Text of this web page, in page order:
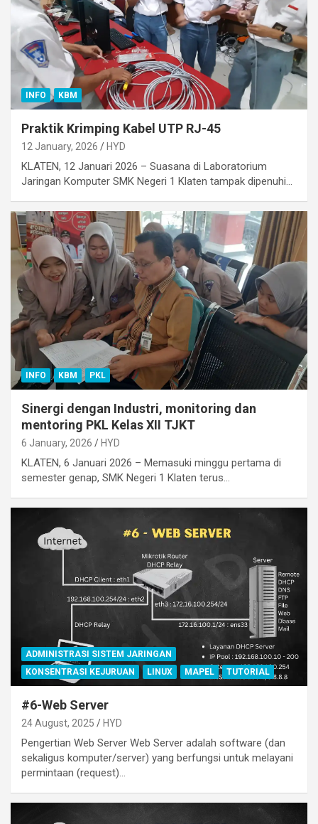
INFO KBM
Praktik Krimping Kabel UTP RJ-45
12 January, 2026 HYD
KLATEN, 12 Januari 2026 – Suasana di Laboratorium
Jaringan Komputer SMK Negeri 1 Klaten tampak dipenuhi…
INFO KBM PKL
Sinergi dengan Industri, monitoring dan
mentoring PKL Kelas XII TJKT
6 January, 2026 HYD
KLATEN, 6 Januari 2026 – Memasuki minggu pertama di
semester genap, SMK Negeri 1 Klaten terus…
ADMINISTRASI SISTEM JARINGAN
KONSENTRASI KEJURUAN
LINUX MAPEL TUTORIAL
#6-Web Server
24 August, 2025 HYD
Pengertian Web Server Web Server adalah software (dan
sekaligus komputer/server) yang berfungsi untuk melayani
permintaan (request)…